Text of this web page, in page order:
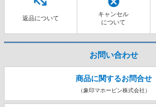
返品について
キャンセル
について
お問い合わせ
商品に関するお問合せ
（象印マホービン株式会社）